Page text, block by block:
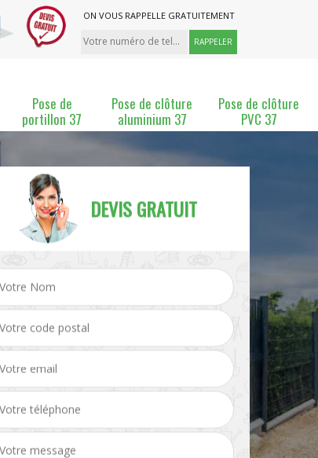
ON VOUS RAPPELLE GRATUITEMENT
Pose de
portillon 37
Pose de clôture
aluminium 37
Pose de clôture
PVC 37
Pose et changement de Pose de grillage 37
DEVIS GRATUIT